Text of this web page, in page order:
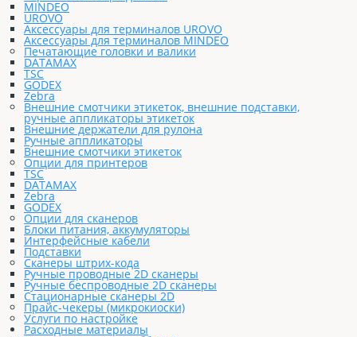
MINDEO
UROVO
Аксессуары для терминалов UROVO
Аксессуары для терминалов MINDEO
Печатающие головки и валики
DATAMAX
TSC
GODEX
Zebra
Внешние смотчики этикеток, внешние подставки,
ручные аппликаторы этикеток
Внешние держатели для рулона
Ручные аппликаторы
Внешние смотчики этикеток
Опции для принтеров
TSC
DATAMAX
Zebra
GODEX
Опции для сканеров
Блоки питания, аккумуляторы
Интерфейсные кабели
Подставки
Сканеры штрих-кода
Ручные проводные 2D сканеры
Ручные беспроводные 2D сканеры
Стационарные сканеры 2D
Прайс-чекеры (микрокиоски)
Услуги по настройке
Расходные материалы